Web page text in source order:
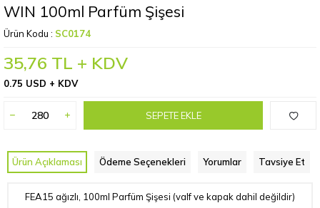
WIN 100ml Parfüm Şişesi
Ürün Kodu : SC0174
35,76 TL + KDV
0.75 USD + KDV
SEPETE EKLE
Ürün Açıklaması Ödeme Seçenekleri Yorumlar Tavsiye Et
FEA15 ağızlı, 100ml Parfüm Şişesi (valf ve kapak dahil değildir)